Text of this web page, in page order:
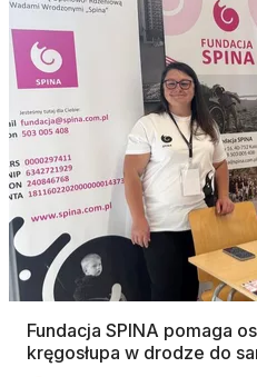
Fundacja SPINA pomaga
kręgosłupa w drodze do